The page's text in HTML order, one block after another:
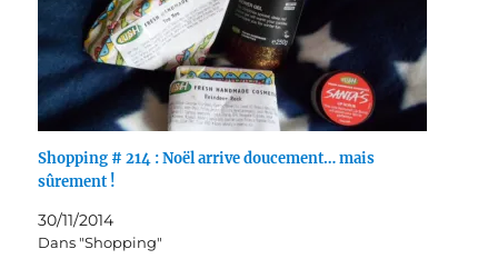
Shopping # 214 : Noël arrive doucement… mais
sûrement !
30/11/2014
Dans "Shopping"